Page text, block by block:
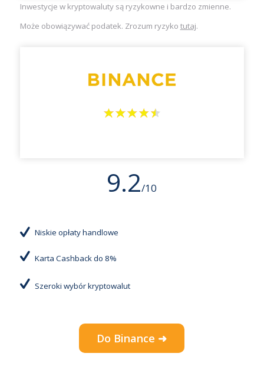
Inwestycje w kryptowaluty są ryzykowne i bardzo zmienne.
Może obowiązywać podatek. Zrozum ryzyko tutaj.
9.2/10
Niskie opłaty handlowe
Karta Cashback do 8%
Szeroki wybór kryptowalut
Do Binance ➜